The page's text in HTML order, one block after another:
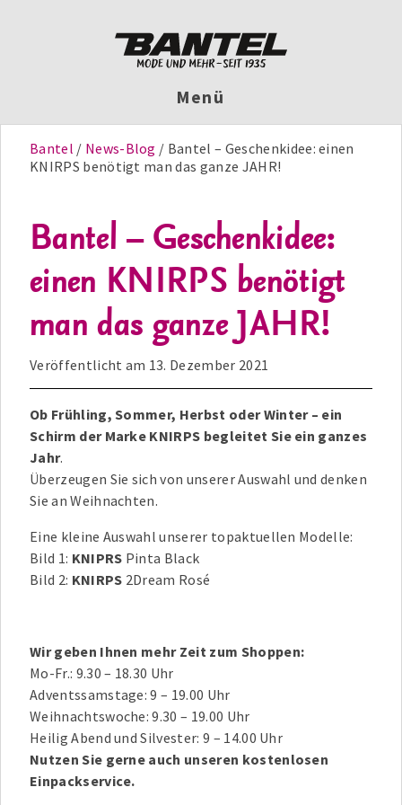
Menü
Bantel News-Blog
Bantel – Geschenkidee: einen
KNIRPS benötigt man das ganze JAHR!
Bantel – Geschenkidee:
einen KNIRPS benötigt
man das ganze JAHR!
Veröffentlicht am 13. Dezember 2021
Ob Frühling, Sommer, Herbst oder Winter – ein
Schirm der Marke KNIRPS begleitet Sie ein ganzes
Jahr.
Überzeugen Sie sich von unserer Auswahl und denken
Sie an Weihnachten.
Eine kleine Auswahl unserer topaktuellen Modelle:
Bild 1: KNIPRS Pinta Black
Bild 2: KNIRPS 2Dream Rosé
Wir geben Ihnen mehr Zeit zum Shoppen:
Mo-Fr.: 9.30 – 18.30 Uhr
Adventssamstage: 9 – 19.00 Uhr
Weihnachtswoche: 9.30 – 19.00 Uhr
Heilig Abend und Silvester: 9 – 14.00 Uhr
Nutzen Sie gerne auch unseren kostenlosen
Einpackservice.